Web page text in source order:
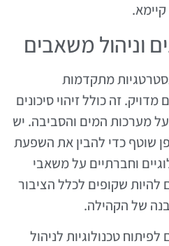
וניהול משאבים
מתקדמות
זה כולל זיהוי סיכונים
מערכות המים והסביבה. יש
שוטף כדי להבין את השפעת
וחברתיים על משאבי
להיות שקופים לכלל הציבור
של הקהילה.
טכנולוגיות לניהול